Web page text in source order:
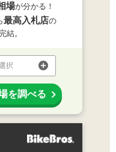
場が分かる！
最高入札店の
結。
択
を調べる